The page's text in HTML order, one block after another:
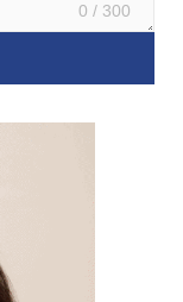
0 / 300